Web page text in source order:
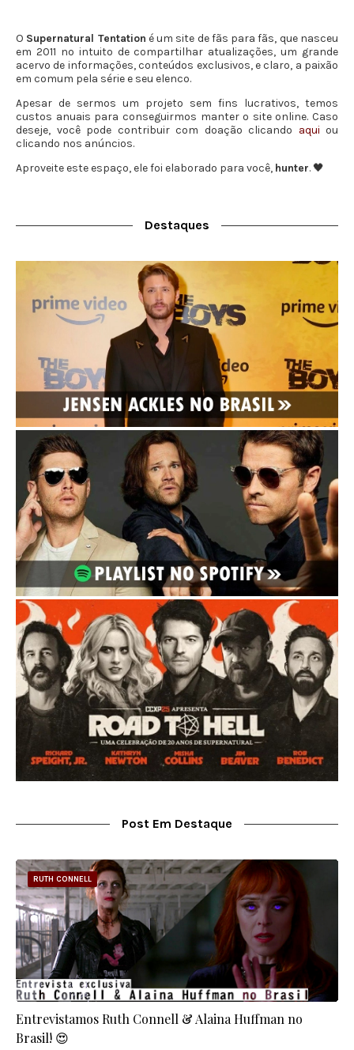
O Supernatural Tentation é um site de fãs para fãs, que nasceu
em 2011 no intuito de compartilhar atualizações, um grande
acervo de informações, conteúdos exclusivos, e claro, a paixão
em comum pela série e seu elenco.
Apesar de sermos um projeto sem fins lucrativos, temos
custos anuais para conseguirmos manter o site online. Caso
deseje, você pode contribuir com doação clicando aqui ou
clicando nos anúncios.
Aproveite este espaço, ele foi elaborado para você, hunter. 🖤
Destaques
Post Em Destaque
RUTH CONNELL
Entrevistamos Ruth Connell & Alaina Huffman no
Brasil! 😍